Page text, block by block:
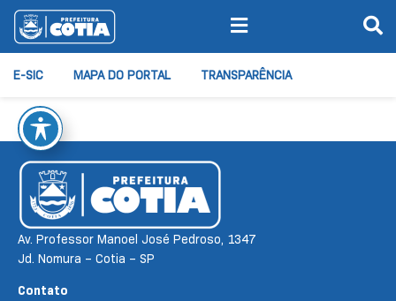
E-SIC MAPA DO PORTAL TRANSPARÊNCIA
Av. Professor Manoel José Pedroso, 1347
Jd. Nomura – Cotia – SP
Contato